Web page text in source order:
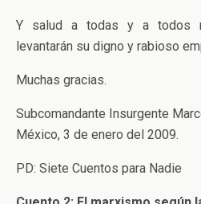
Y salud a todas y a todos
levantarán su digno y rabioso
Muchas gracias.
Subcomandante Insurgente
México, 3 de enero del 2009.
PD: Siete Cuentos para Nadie